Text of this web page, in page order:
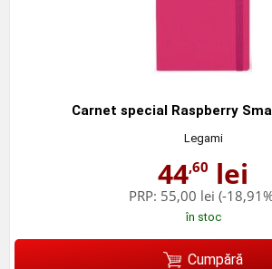
Carnet special Raspberry
Legami
44,60 lei
PRP: 55,00 lei (-
în stoc
Cumpără